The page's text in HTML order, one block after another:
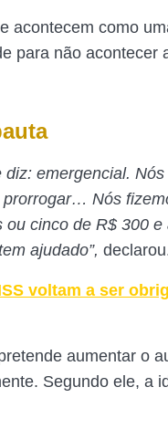
acontecem como
para não acontecer
emergencial.
Nós
cinco de R$ 300 e
ajudado”,
voltam a ser
aumentar o
Segundo ele, a